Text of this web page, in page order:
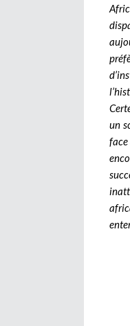
un
face